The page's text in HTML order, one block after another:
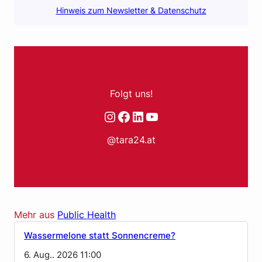
Hinweis zum Newsletter & Datenschutz
Folgt uns!
Instagram
Facebook
LinkedIn
YouTube
@tara24.at
Mehr aus Public Health
Wassermelone statt Sonnencreme?
6. Aug.. 2026 11:00